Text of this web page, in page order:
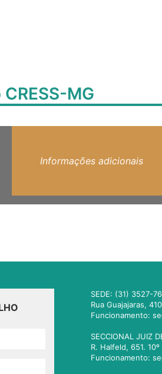
MG
Informações adicionais
SEDE: (31) 3527-
Rua Guajajaras,
Funcionamento:
SECCIONAL JUIZ
R. Halfeld, 651.
Funcionamento: